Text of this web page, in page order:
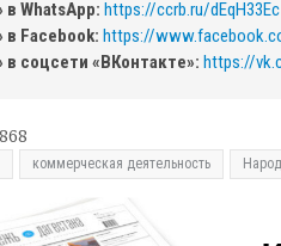
WhatsApp: https://ccrb.ru/dEqH33Ec
Facebook: https://
соцсети «ВКонтакте»: https://
868
коммерческая деятельность